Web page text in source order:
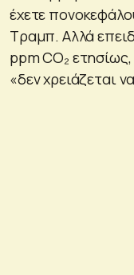
έχετε
Τραμπ. Αλλά
ppm CO₂
«δεν χρειάζεται